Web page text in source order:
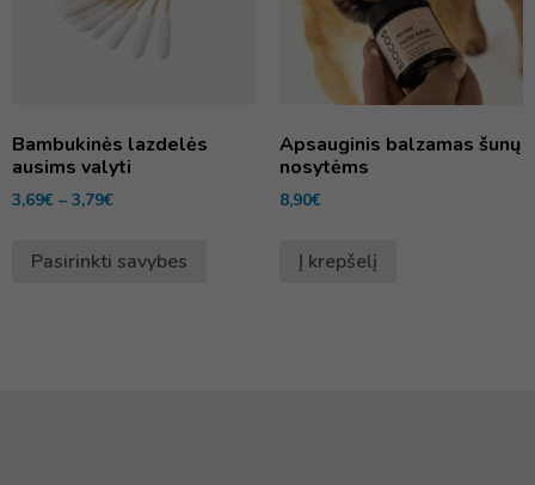
Bambukinės lazdelės
ausims valyti
3,69€ – 3,79€
Pasirinkti savybes
Apsauginis balzamas šunų
nosytėms
8,90€
Į krepšelį